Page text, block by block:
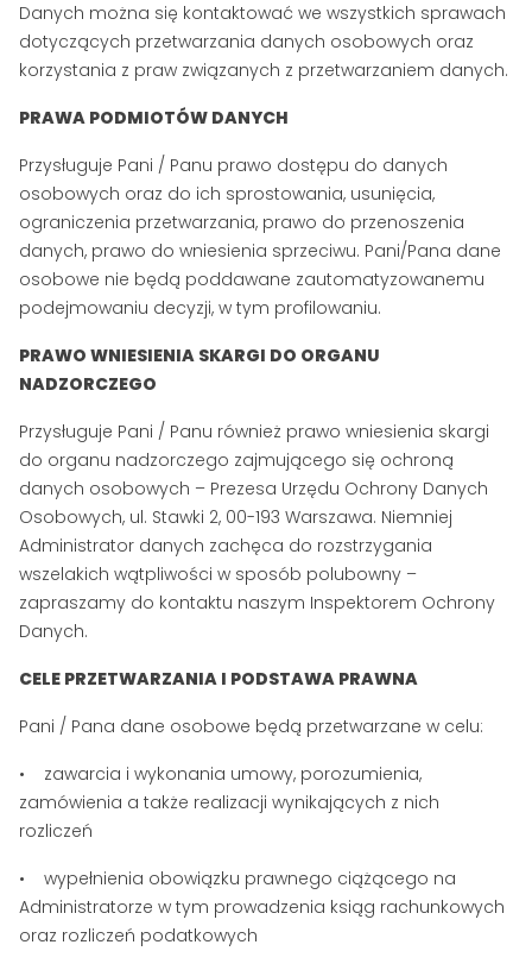
Danych można się kontaktować we wszystkich sprawach
dotyczących przetwarzania danych osobowych oraz
korzystania z praw związanych z przetwarzaniem danych.
PRAWA PODMIOTÓW DANYCH
Przysługuje Pani / Panu prawo dostępu do danych
osobowych oraz do ich sprostowania, usunięcia,
ograniczenia przetwarzania, prawo do przenoszenia
danych, prawo do wniesienia sprzeciwu. Pani/Pana dane
osobowe nie będą poddawane zautomatyzowanemu
podejmowaniu decyzji, w tym profilowaniu.
PRAWO WNIESIENIA SKARGI DO ORGANU
NADZORCZEGO
Przysługuje Pani / Panu również prawo wniesienia skargi
do organu nadzorczego zajmującego się ochroną
danych osobowych – Prezesa Urzędu Ochrony Danych
Osobowych, ul. Stawki 2, 00-193 Warszawa. Niemniej
Administrator danych zachęca do rozstrzygania
wszelakich wątpliwości w sposób polubowny –
zapraszamy do kontaktu naszym Inspektorem Ochrony
Danych.
CELE PRZETWARZANIA I PODSTAWA PRAWNA
Pani / Pana dane osobowe będą przetwarzane w celu:
• zawarcia i wykonania umowy, porozumienia,
zamówienia a także realizacji wynikających z nich
rozliczeń
• wypełnienia obowiązku prawnego ciążącego na
Administratorze w tym prowadzenia ksiąg rachunkowych
oraz rozliczeń podatkowych